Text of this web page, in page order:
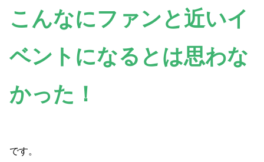
こんなにファンと近いイ
ベントになるとは思わな
かった！
です。